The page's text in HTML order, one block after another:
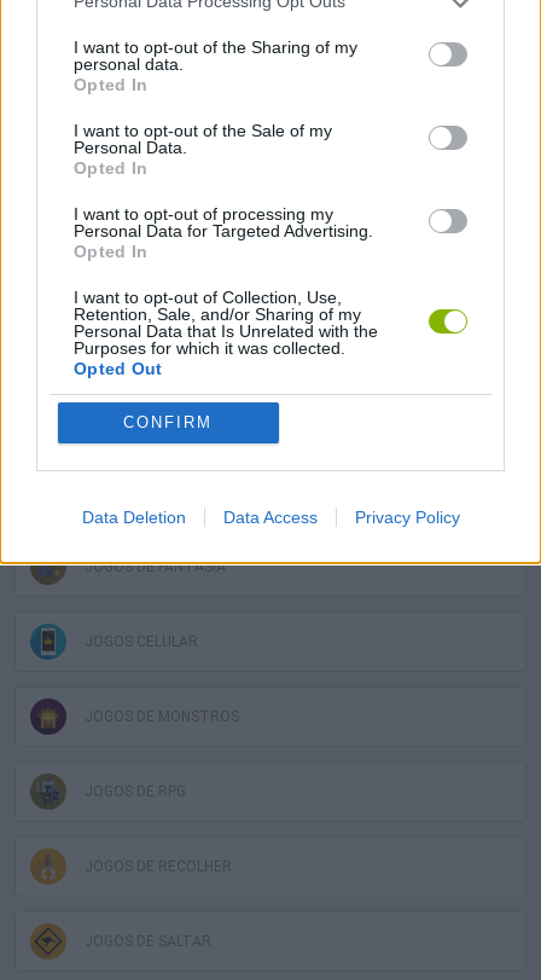
I want to opt-out of the Sharing of my
personal data.
Opted In
I want to opt-out of the Sale of my
Personal Data.
Opted In
I want to opt-out of processing my
Personal Data for Targeted Advertising.
Opted In
I want to opt-out of Collection, Use,
Retention, Sale, and/or Sharing of my
Personal Data that Is Unrelated with the
Purposes for which it was collected.
Opted Out
CONFIRM
Data Deletion Data Access Privacy Policy
JOGOS DE AVENTURAS
COLEÇÕES DE JOGOS
JOGOS DE ARMAS
JOGOS DE FANTASIA
JOGOS CELULAR
JOGOS DE MONSTROS
JOGOS DE RPG
JOGOS DE RECOLHER
JOGOS DE SALTAR